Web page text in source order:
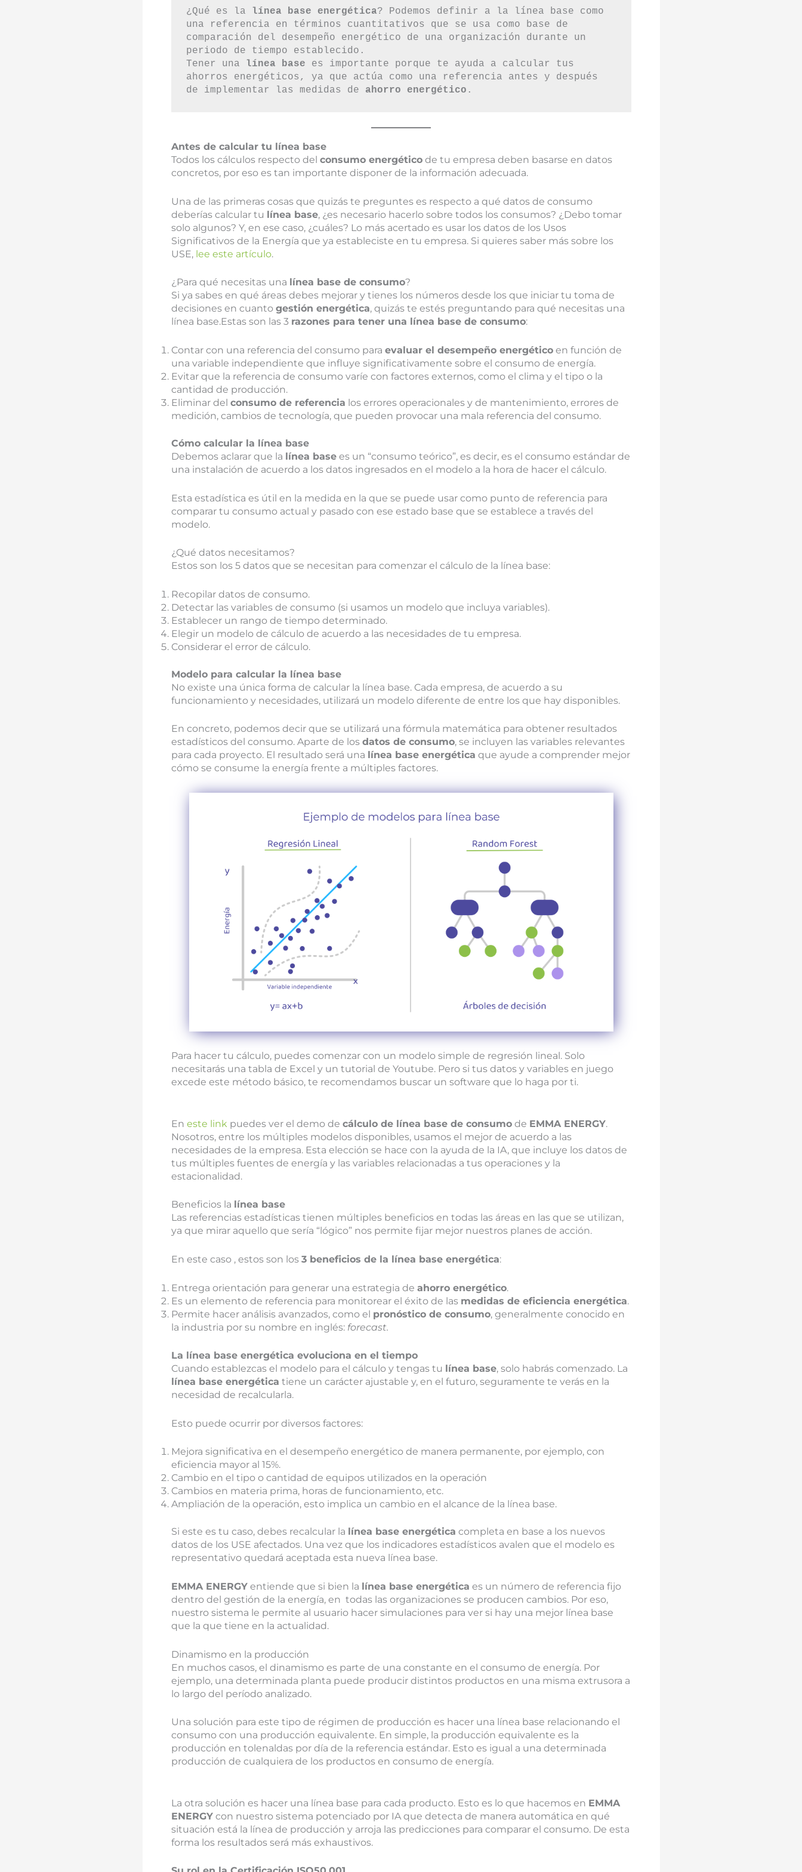
¿Qué es la línea base energética? Podemos definir a la línea base como
una referencia en términos cuantitativos que se usa como base de
comparación del desempeño energético de una organización durante un
periodo de tiempo establecido.
Tener una línea base es importante porque te ayuda a calcular tus
ahorros energéticos, ya que actúa como una referencia antes y después
de implementar las medidas de ahorro energético .
Antes de calcular tu línea base
Todos los cálculos respecto del consumo energéticode tu empresa deben basarse en datos
concretos, por eso es tan importante disponer de la información adecuada.
Una de las primeras cosas que quizás te preguntes es respecto a qué datos de consumo
deberías calcular tu línea base, ¿es necesario hacerlo sobre todos los consumos? ¿Debo tomar
solo algunos? Y, en ese caso, ¿cuáles? Lo más acertado es usar los datos de los Usos
Significativos de la Energía que ya estableciste en tu empresa. Si quieres saber más sobre los
USE, lee este artículo.
¿Para qué necesitas una línea base de consumo?
Si ya sabes en qué áreas debes mejorar y tienes los números desde los que iniciar tu toma de
decisiones en cuanto gestión energética, quizás te estés preguntando para qué necesitas una
línea base.Estas son las 3 razones para tener una línea base de consumo:
Contar con una referencia del consumo para evaluar el desempeño energéticoen función de
una variable independiente que influye significativamente sobre el consumo de energía.
Evitar que la referencia de consumo varíe con factores externos, como el clima y el tipo o la
cantidad de producción.
Eliminar del consumo de referencia los errores operacionales y de mantenimiento, errores de
medición, cambios de tecnología, que pueden provocar una mala referencia del consumo.
Cómo calcular la línea base
Debemos aclarar que la línea basees un “consumo teórico”, es decir, es el consumo estándar de
una instalación de acuerdo a los datos ingresados en el modelo a la hora de hacer el cálculo.
Esta estadística es útil en la medida en la que se puede usar como punto de referencia para
comparar tu consumo actual y pasado con ese estado base que se establece a través del
modelo.
¿Qué datos necesitamos?
Estos son los 5 datos que se necesitan para comenzar el cálculo de la línea base:
Recopilar datos de consumo.
Detectar las variables de consumo (si usamos un modelo que incluya variables).
Establecer un rango de tiempo determinado.
Elegir un modelo de cálculo de acuerdo a las necesidades de tu empresa.
Considerar el error de cálculo.
Modelo para calcular la línea base
No existe una única forma de calcular la línea base. Cada empresa, de acuerdo a su
funcionamiento y necesidades, utilizará un modelo diferente de entre los que hay disponibles.
En concreto, podemos decir que se utilizará una fórmula matemática para obtener resultados
estadísticos del consumo. Aparte de los datos de consumo, se incluyen las variables relevantes
para cada proyecto. El resultado será una línea base energética que ayude a comprender mejor
cómo se consume la energía frente a múltiples factores.
Para hacer tu cálculo, puedes comenzar con un modelo simple de regresión lineal. Solo
necesitarás una tabla de Excel y un tutorial de Youtube. Pero si tus datos y variables en juego
excede este método básico, te recomendamos buscar un software que lo haga por ti.
En este linkpuedes ver el demo de cálculo de línea base de consumode EMMA ENERGY.
Nosotros, entre los múltiples modelos disponibles, usamos el mejor de acuerdo a las
necesidades de la empresa. Esta elección se hace con la ayuda de la IA, que incluye los datos de
tus múltiples fuentes de energía y las variables relacionadas a tus operaciones y la
estacionalidad.
Beneficios la línea base
Las referencias estadísticas tienen múltiples beneficios en todas las áreas en las que se utilizan,
ya que mirar aquello que sería “lógico” nos permite fijar mejor nuestros planes de acción.
En este caso , estos son los 3 beneficios de la línea base energética:
Entrega orientación para generar una estrategia de ahorro energético.
Es un elemento de referencia para monitorear el éxito de las medidas de eficiencia energética.
Permite hacer análisis avanzados, como el pronóstico de consumo, generalmente conocido en
la industria por su nombre en inglés: forecast.
La línea base energética evoluciona en el tiempo
Cuando establezcas el modelo para el cálculo y tengas tu
línea base, solo habrás comenzado. La
línea base energética tiene un carácter ajustable y, en el futuro, seguramente te verás en la
necesidad de recalcularla.
Esto puede ocurrir por diversos factores:
Mejora significativa en el desempeño energético de manera permanente, por ejemplo, con
eficiencia mayor al 15%.
Cambio en el tipo o cantidad de equipos utilizados en la operación
Cambios en materia prima, horas de funcionamiento, etc.
Ampliación de la operación, esto implica un cambio en el alcance de la línea base.
Si este es tu caso, debes recalcular la línea base energética completa en base a los nuevos
datos de los USE afectados. Una vez que los indicadores estadísticos avalen que el modelo es
representativo quedará aceptada esta nueva línea base.
EMMA ENERGYentiende que si bien la línea base energética es un número de referencia fijo
dentro del gestión de la energía, en todas las organizaciones se producen cambios. Por eso,
nuestro sistema le permite al usuario hacer simulaciones para ver si hay una mejor línea base
que la que tiene en la actualidad.
Dinamismo en la producción
En muchos casos, el dinamismo es parte de una constante en el consumo de energía. Por
ejemplo, una determinada planta puede producir distintos productos en una misma extrusora a
lo largo del período analizado.
Una solución para este tipo de régimen de producción es hacer una línea base relacionando el
consumo con una producción equivalente. En simple, la producción equivalente es la
producción en tolenaldas por día de la referencia estándar. Esto es igual a una determinada
producción de cualquiera de los productos en consumo de energía.
La otra solución es hacer una línea base para cada producto. Esto es lo que hacemos en EMMA
ENERGYcon nuestro sistema potenciado por IA que detecta de manera automática en qué
situación está la línea de producción y arroja las predicciones para comparar el consumo. De esta
forma los resultados será más exhaustivos.